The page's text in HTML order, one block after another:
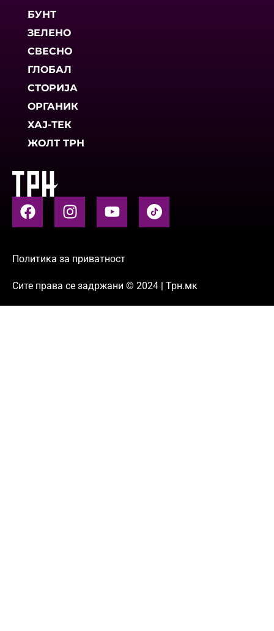
БУНТ
ЗЕЛЕНО
СВЕСНО
ГЛОБАЛ
СТОРИЈА
ОРГАНИК
ХАЈ-ТЕК
ЖОЛТ ТРН
Политика за приватност
Сите права се задржани © 2024 | Трн.мк